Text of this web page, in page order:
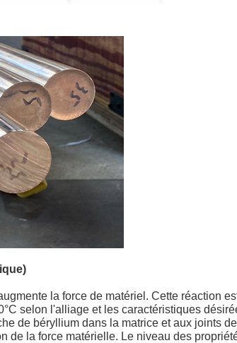
)
la force de matériel. Cette réaction
selon l'alliage et les caractéristiques
de béryllium dans la matrice et aux joints
de la force matérielle. Le niveau des